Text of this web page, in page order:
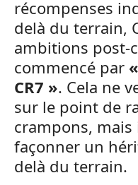
récompenses
delà du terrain,
ambitions post-
commencé par
CR7 ». Cela ne
sur le point de
crampons,
façonner un
delà du terrain.